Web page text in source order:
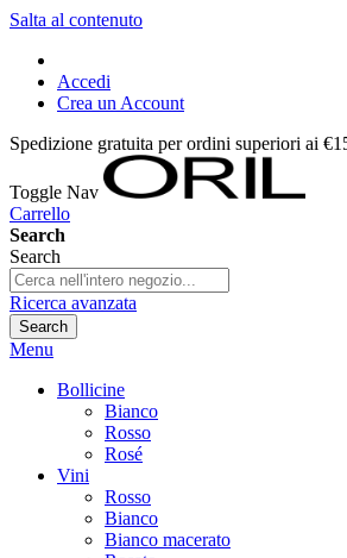
Salta al contenuto
Accedi
Crea un Account
Spedizione gratuita per ordini superiori ai
Toggle Nav
Carrello
Search
Search
Ricerca avanzata
Search
Menu
Bollicine
Bianco
Rosso
Rosé
Vini
Rosso
Bianco
Bianco macerato